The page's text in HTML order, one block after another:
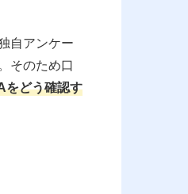
自アンケー
そのため口
をどう確認す